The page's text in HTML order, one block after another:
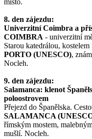
místo.
8. den zájezdu:
Univerzitní Coimbra a
COIMBRA - univerzitní
Starou katedrálou,
PORTO (UNESCO),
Nocleh.
9. den zájezdu:
Salamanca: klenot
poloostrovem
Přejezd do Španělska.
SALAMANCA
římským mostem,
mušlí. Nocleh.